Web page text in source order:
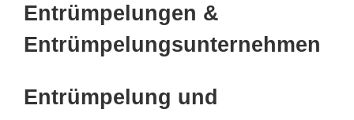
Entrümpelungen &
Entrümpelungsunternehmen
Entrümpelung und